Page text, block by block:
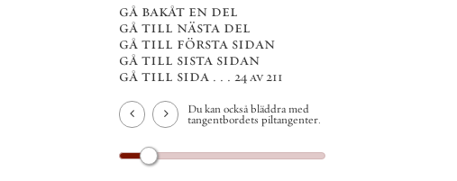
gå bakåt en del
gå till nästa del
gå till första sidan
gå till sista sidan
gå till sida . . . 24 av 211
Du kan också bläddra med
tangentbordets piltangenter.